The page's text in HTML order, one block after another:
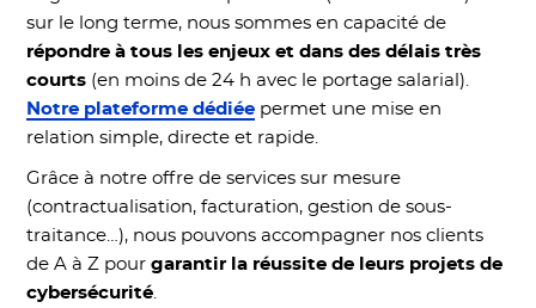
sur le long terme, nous sommes en capacité de
répondre à tous les enjeux et dans des délais très
courts (en moins de 24 h avec le portage salarial).
Notre plateforme dédiée permet une mise en
relation simple, directe et rapide.
Grâce à notre offre de services sur mesure
(contractualisation, facturation, gestion de sous-
traitance…), nous pouvons accompagner nos clients
de A à Z pourgarantir la réussite de leurs projets de
cybersécurité